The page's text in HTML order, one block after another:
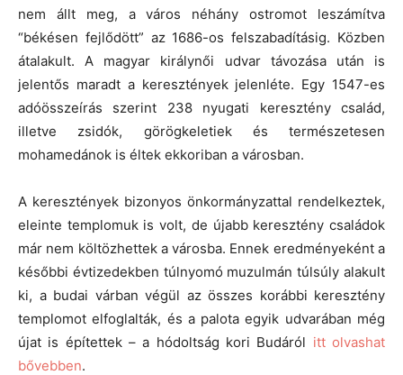
nem állt meg, a város néhány ostromot leszámítva
“békésen fejlődött” az 1686-os felszabadításig. Közben
átalakult. A magyar királynői udvar távozása után is
jelentős maradt a keresztények jelenléte. Egy 1547-es
adóösszeírás szerint 238 nyugati keresztény család,
illetve zsidók, görögkeletiek és természetesen
mohamedánok is éltek ekkoriban a városban.
A keresztények bizonyos önkormányzattal rendelkeztek,
eleinte templomuk is volt, de újabb keresztény családok
már nem költözhettek a városba. Ennek eredményeként a
későbbi évtizedekben túlnyomó muzulmán túlsúly alakult
ki, a budai várban végül az összes korábbi keresztény
templomot elfoglalták, és a palota egyik udvarában még
újat is építettek – a hódoltság kori Budáról itt olvashat
bővebben.